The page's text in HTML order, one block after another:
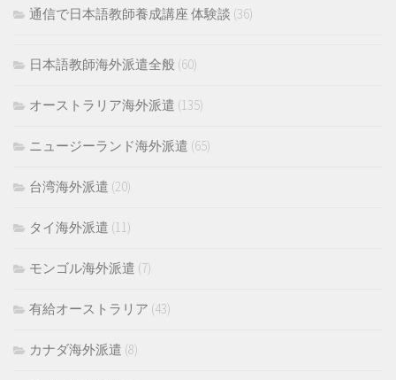
通信で日本語教師養成講座 体験談 (36)
日本語教師海外派遣全般 (60)
オーストラリア海外派遣 (135)
ニュージーランド海外派遣 (65)
台湾海外派遣 (20)
タイ海外派遣 (11)
モンゴル海外派遣 (7)
有給オーストラリア (43)
カナダ海外派遣 (8)